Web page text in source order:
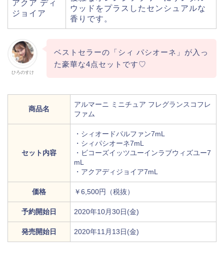
アクア ディ
ジョイア
ウッドをプラスしたセンシュアルな
香りです。
ひろのすけ
ベストセラーの「シィ パシオーネ」が入っ
た豪華な4点セットです♡
商品名
アルマーニ ミニチュア フレグランスコフレ
ファム
セット内容
・シィオードパルファン7mL
・シィパシオーネ7mL
・ビコーズイッツユーインラブウィズユー7
mL
・アクアディジョイア7mL
価格 ￥6,500円（税抜）
予約開始日 2020年10月30日(金)
発売開始日 2020年11月13日(金)